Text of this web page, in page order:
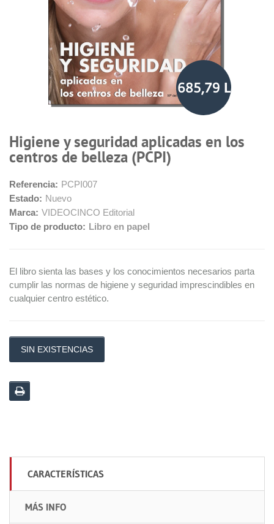
685,79 L
Higiene y seguridad aplicadas en los
centros de belleza (PCPI)
Referencia: PCPI007
Estado: Nuevo
Marca: VIDEOCINCO Editorial
Tipo de producto: Libro en papel
El libro sienta las bases y los conocimientos necesarios parta
cumplir las normas de higiene y seguridad imprescindibles en
cualquier centro estético.
SIN EXISTENCIAS
CARACTERÍSTICAS
MÁS INFO